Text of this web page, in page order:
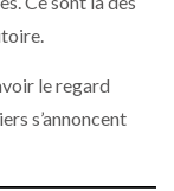
le regard
s’annoncent